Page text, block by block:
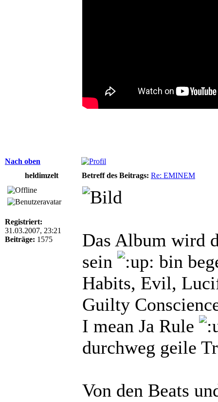
Nach oben
heldimzelt
Betreff des Beitrags: Re: EMINEM
Registriert:
31.03.2007, 23:21
Beiträge: 1575
Das Album wird
sein
bin
Habits, Evil,
Guilty
I mean Ja Rule
durchweg geile
Von den Beats